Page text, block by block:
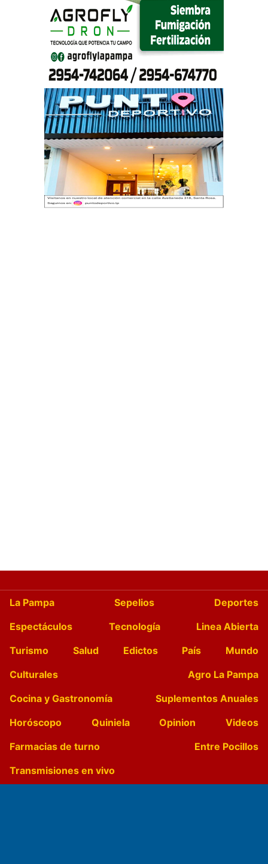
La Pampa Sepelios
Deportes
Espectáculos
Tecnología
Linea Abierta
Turismo
Salud Edictos País
Mundo
Culturales
Agro La Pampa
Cocina y Gastronomía
Suplementos Anuales
Horóscopo
Quiniela Opinion
Videos
Farmacias de turno
Entre Pocillos
Transmisiones en vivo